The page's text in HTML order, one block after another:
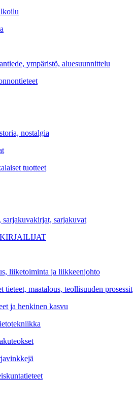
ympäristö, aluesuunnittelu
nostalgia
tuotteet
sarjakuvakirjat, sarjakuvat
liiketoiminta ja liikkeenjohto
tieteet, maatalous, teollisuuden prosessit
ja henkinen kasvu